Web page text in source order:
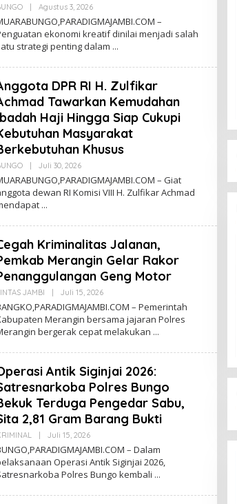
Agustus 3, 2026O
L
E
H
D
G
A
–
ekonomi kreatif dinilai menjadi salah
strategi penting dalam
DPR RI H. Zulfikar
Tawarkan Kemudahan
Haji Hingga Siap Cukupi
Masyarakat
Khusus
Juli 30, 2026O
L
E
H
G
A
– Giat
dewan RI Komisi VIII H. Zulfikar Achmad
Kriminalitas Jalanan,
Merangin Gelar Rakor
Geng Motor
JAMBI Juli 15, 2026O
L
E
H
D
G
A
– Pemerintah
Merangin bersama jajaran Polres
bergerak cepat melakukan
Antik Siginjai 2026:
Polres Bungo
Terduga Pengedar Sabu,
2,81 Gram Barang Bukti
Juli 15, 2026O
E
H
D
G
– Dalam
Operasi Antik Siginjai 2026,
Polres Bungo kembali
115 Kepala Sekolah SD dan SMP di
Kabupaten Bungo Segera Diroling
Di ADVETORIAL, KRIMINAL, PENDIDIKAN,
| Juni 4, 2026